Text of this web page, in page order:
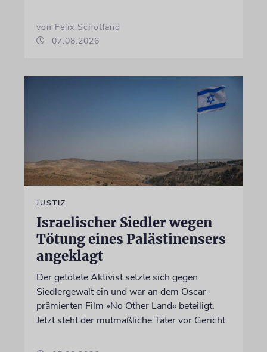
von Felix Schotland
07.08.2026
JUSTIZ
Israelischer Siedler wegen
Tötung eines Palästinensers
angeklagt
Der getötete Aktivist setzte sich gegen
Siedlergewalt ein und war an dem Oscar-
prämierten Film »No Other Land« beteiligt.
Jetzt steht der mutmaßliche Täter vor Gericht